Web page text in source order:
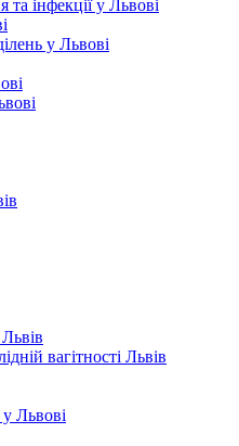
та інфекції у Львові
у Львові
вагітності Львів
Львові